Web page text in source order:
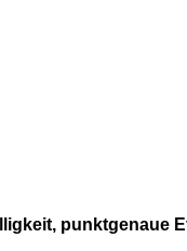
punktgenaue